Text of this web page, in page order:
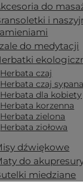
do
i
do medytacji
Herbata czaj
Herbata czaj sypana
Herbata dla kobiety
Herbata korzenna
Herbata zielona
Herbata ziołowa
dźwiękowe
do
miedziane